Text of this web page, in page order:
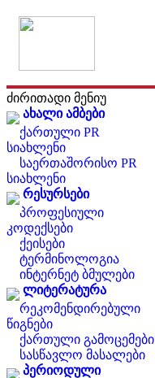
ძირითადი მენიუ
ახალი ამბები
ქართული PR
სიახლენი
საერთაშორისო PR
სიახლენი
რესურსები
პროფესიული
კოდექსები
ქეისები
ტერმინოლოგია
ინტერნეტ ბმულები
ლიტერატურა
რეკომენდირებული
წიგნები
ქართული გამოცემები
სასწავლო მასალები
პერიოდული